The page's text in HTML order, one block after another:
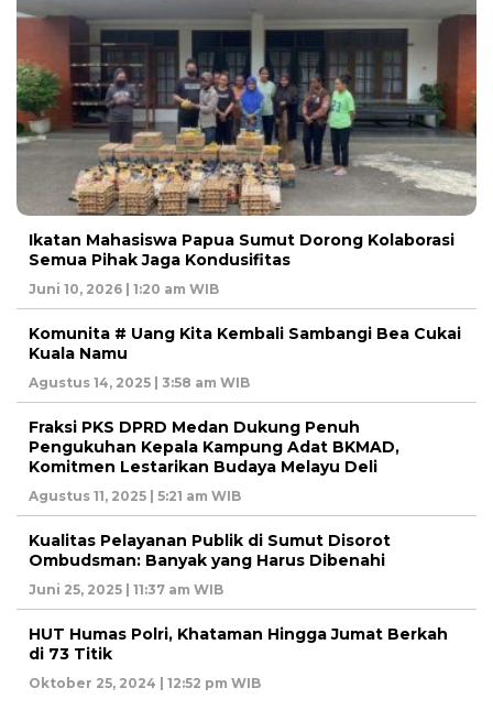
Ikatan Mahasiswa Papua Sumut Dorong Kolaborasi
Semua Pihak Jaga Kondusifitas
Juni 10, 2026 | 1:20 am WIB
Komunita # Uang Kita Kembali Sambangi Bea Cukai
Kuala Namu
Agustus 14, 2025 | 3:58 am WIB
Fraksi PKS DPRD Medan Dukung Penuh
Pengukuhan Kepala Kampung Adat BKMAD,
Komitmen Lestarikan Budaya Melayu Deli
Agustus 11, 2025 | 5:21 am WIB
Kualitas Pelayanan Publik di Sumut Disorot
Ombudsman: Banyak yang Harus Dibenahi
Juni 25, 2025 | 11:37 am WIB
HUT Humas Polri, Khataman Hingga Jumat Berkah
di 73 Titik
Oktober 25, 2024 | 12:52 pm WIB